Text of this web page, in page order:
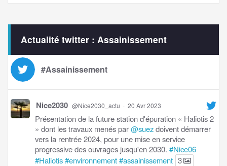
Actualité twitter : Assainissement
#Assainissement
Nice2030 @Nice2030_actu · 20 Avr 2023
Présentation de la future station d'épuration « Haliotis 2
» dont les travaux menés par@suezdoivent démarrer
vers la rentrée 2024, pour une mise en service
progressive des ouvrages jusqu'en 2030. #Nice06
#Haliotis#environnement#assainissement 3